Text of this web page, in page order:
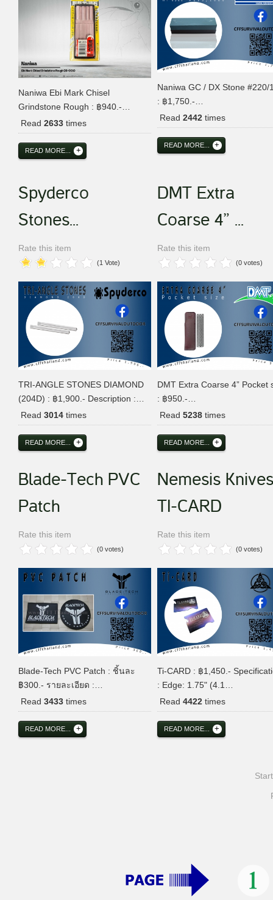
Naniwa Ebi Mark Chisel
Grindstone Rough : ฿940.-…
Read 2633 times
READ MORE...
Naniwa GC / DX Stone #220/
: ฿1,750.-…
Read 2442times
READ MORE...
Spyderco
Stones...
Rate this item
(1 Vote)
TRI-ANGLE STONES DIAMOND
(204D) : ฿1,900.- Description :…
Read 3014 times
READ MORE...
DMT Extra
Coarse 4” ...
Rate this item
(0 votes)
DMT Extra Coarse 4” Pocket
: ฿950.-…
Read 5238times
READ MORE...
Blade-Tech PVC
Patch
Rate this item
(0 votes)
Blade-Tech PVC Patch : ชิ้นละ
฿300.- รายละเอียด :…
Read 3433 times
READ MORE...
Nemesis Knives
TI-CARD
Rate this item
(0 votes)
Ti-CARD : ฿1,450.-
: Edge: 1.75" (4.1…
Read 4422times
READ MORE...
Start